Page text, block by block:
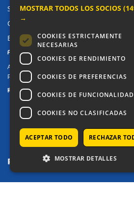
Sugerencias, Quejas, Reclamaciones
Canal de denuncias
Buzón denuncia drogas CM
PRIVACIDAD
Aviso legal / Política de privacidad
Política de Cookies
REDES SOCIALES
MOSTRAR TODOS LOS SOCIOS
→
COOKIES ESTRICTAMENTE
NECESARIAS
COOKIES DE RENDIMIENTO
COOKIES DE PREFERENCIAS
COOKIES DE FUNCIONALIDAD
COOKIES NO CLASIFICADAS
ACEPTAR TODO RECHAZAR
MOSTRAR DETALLES